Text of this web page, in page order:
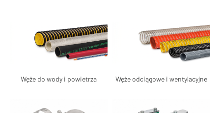
Węże do wody i powietrza Węże odciągowe i wentylacyjne